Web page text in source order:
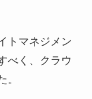
トマネジメン
べく、クラウ
。